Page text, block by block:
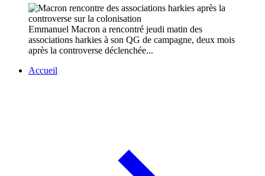
Emmanuel Macron a rencontré jeudi matin des
associations harkies à son QG de campagne, deux mois
après la controverse déclenchée...
Accueil